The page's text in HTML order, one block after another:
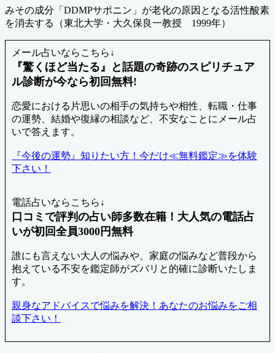
みその成分「DDMPサポニン」が老化の原因となる活性酸素
を消去する（東北大学・大久保良一教授 1999年）
メール占いならこちら↓
『驚くほど当たる』と話題の奇跡のスピリチュア
ル診断が今なら初回無料!
恋愛における片思いの相手の気持ちや相性、転職・仕事
の運勢、結婚や復縁の相談など、不安なことにメール占
いで答えます。
『今後の運勢』知りたい方！今だけ≪無料鑑定≫を体験
下さい！
電話占いならこちら↓
口コミで評判の占い師多数在籍！大人気の電話占
いが初回全員3000円無料
誰にも言えない大人の悩みや、家庭の悩みなど普段から
抱えている不安を鑑定師がズバリと的確に診断いたしま
す。
親身なアドバイスで悩みを解決！あなたのお悩みをご相
談下さい！